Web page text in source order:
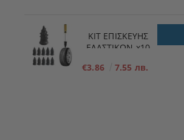
ΚΙΤ ΕΠΙΣΚΕΥΗΣ
ΕΛΑΣΤΙΚΩΝ x10
mm x 11,7 mm
€3.86 7.55 лв.